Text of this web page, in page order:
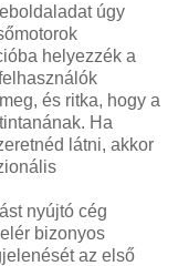
úgy
helyezzék a
és ritka, hogy a
Ha
látni, akkor
nyújtó cég
bizonyos
az első